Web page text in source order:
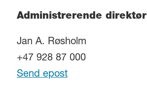
Administrerende direktør
Jan A. Røsholm
+47 928 87 000
Send epost